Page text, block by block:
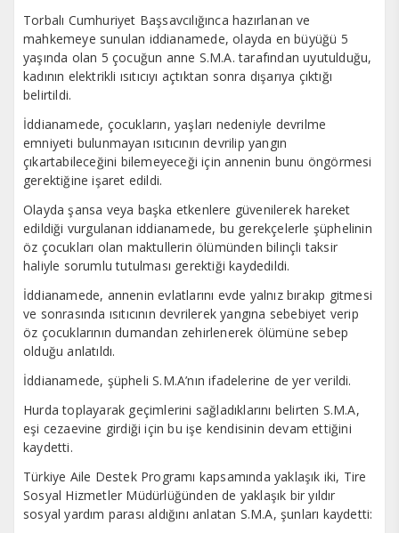
Torbalı Cumhuriyet Başsavcılığınca hazırlanan ve
mahkemeye sunulan iddianamede, olayda en büyüğü 5
yaşında olan 5 çocuğun anne S.M.A. tarafından uyutulduğu,
kadının elektrikli ısıtıcıyı açtıktan sonra dışarıya çıktığı
belirtildi.
İddianamede, çocukların, yaşları nedeniyle devrilme
emniyeti bulunmayan ısıtıcının devrilip yangın
çıkartabileceğini bilemeyeceği için annenin bunu öngörmesi
gerektiğine işaret edildi.
Olayda şansa veya başka etkenlere güvenilerek hareket
edildiği vurgulanan iddianamede, bu gerekçelerle şüphelinin
öz çocukları olan maktullerin ölümünden bilinçli taksir
haliyle sorumlu tutulması gerektiği kaydedildi.
İddianamede, annenin evlatlarını evde yalnız bırakıp gitmesi
ve sonrasında ısıtıcının devrilerek yangına sebebiyet verip
öz çocuklarının dumandan zehirlenerek ölümüne sebep
olduğu anlatıldı.
İddianamede, şüpheli S.M.A’nın ifadelerine de yer verildi.
Hurda toplayarak geçimlerini sağladıklarını belirten S.M.A,
eşi cezaevine girdiği için bu işe kendisinin devam ettiğini
kaydetti.
Türkiye Aile Destek Programı kapsamında yaklaşık iki, Tire
Sosyal Hizmetler Müdürlüğünden de yaklaşık bir yıldır
sosyal yardım parası aldığını anlatan S.M.A, şunları kaydetti: